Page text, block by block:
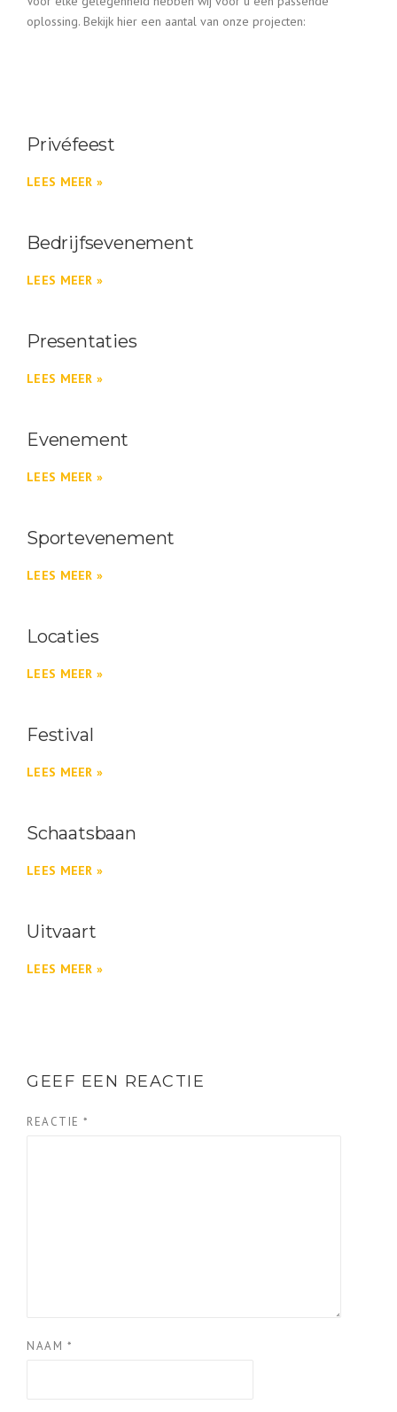
oplossing. Bekijk hier een aantal van onze projecten:
Privéfeest
LEES MEER »
Bedrijfsevenement
LEES MEER »
Presentaties
LEES MEER »
Evenement
LEES MEER »
Sportevenement
LEES MEER »
Locaties
LEES MEER »
Festival
LEES MEER »
Schaatsbaan
LEES MEER »
Uitvaart
LEES MEER »
GEEF EEN REACTIE
REACTIE *
NAAM *